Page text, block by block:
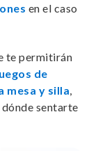
en el caso
te permitirán
de
mesa y silla,
sentarte